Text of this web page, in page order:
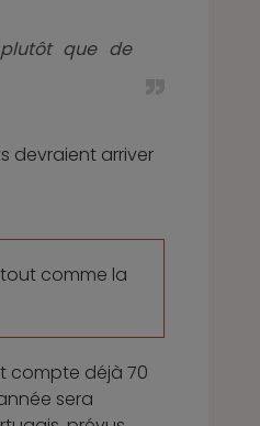
que de
devraient arriver
comme la
compte déjà 70
sera